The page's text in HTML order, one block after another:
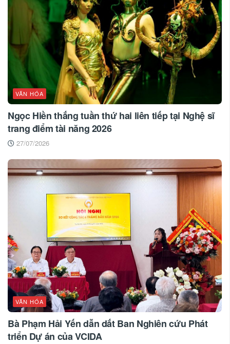
VĂN HÓA
Ngọc Hiền thắng tuần thứ hai liên tiếp tại Nghệ sĩ
trang điểm tài năng 2026
27/07/2026
VĂN HÓA
Bà Phạm Hải Yến dẫn dắt Ban Nghiên cứu Phát
triển Dự án của VCIDA